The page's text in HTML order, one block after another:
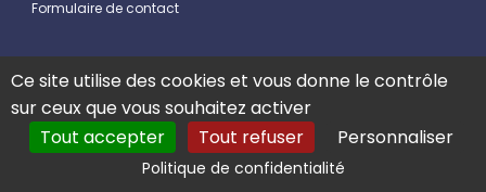
Formulaire de contact
Nous suivre
Ce site utilise des cookies et vous donne le contrôle
sur ceux que vous souhaitez activer
Tout accepter
Tout refuser Personnaliser
Politique de confidentialité